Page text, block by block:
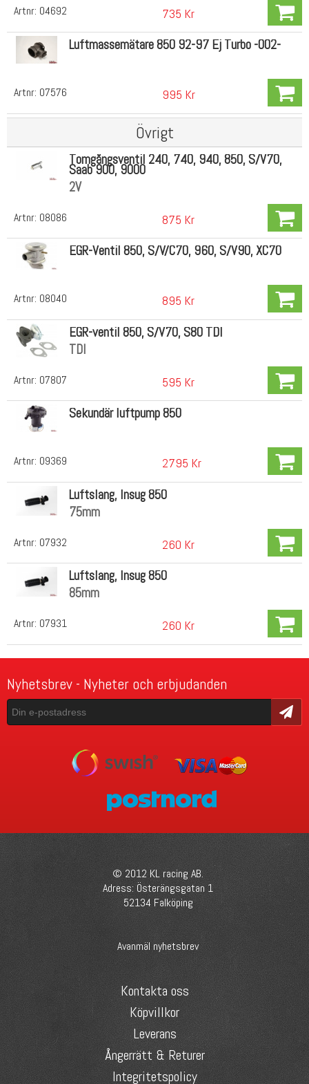
Artnr: 04692 735 Kr
Artnr: 07576
Luftmassemätare 850 92-97 Ej Turbo -002-
995 Kr
Övrigt
Artnr: 08086
Tomgångsventil 240, 740, 940, 850, S/V70,
Saab 900, 9000
2V
875 Kr
Artnr: 08040
EGR-Ventil 850, S/V/C70, 960, S/V90, XC70
895 Kr
Artnr: 07807
EGR-ventil 850, S/V70, S80 TDI
TDI
595 Kr
Artnr: 09369
Sekundär luftpump 850
2795 Kr
Artnr: 07932
Luftslang, Insug 850
75mm
260 Kr
Artnr: 07931
Luftslang, Insug 850
85mm
260 Kr
Nyhetsbrev - Nyheter och erbjudanden
Skicka
© 2012 KL racing AB.
Adress: Österängsgatan 1
52134 Falköping
Avanmäl nyhetsbrev
Kontakta oss
Köpvillkor
Leverans
Ångerrätt & Returer
Integritetspolicy